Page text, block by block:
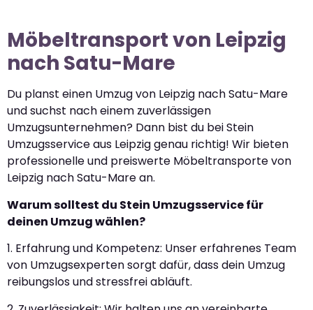
Möbeltransport von Leipzig
nach Satu-Mare
Du planst einen Umzug von Leipzig nach Satu-Mare
und suchst nach einem zuverlässigen
Umzugsunternehmen? Dann bist du bei Stein
Umzugsservice aus Leipzig genau richtig! Wir bieten
professionelle und preiswerte Möbeltransporte von
Leipzig nach Satu-Mare an.
Warum solltest du Stein Umzugsservice für
deinen Umzug wählen?
1. Erfahrung und Kompetenz: Unser erfahrenes Team
von Umzugsexperten sorgt dafür, dass dein Umzug
reibungslos und stressfrei abläuft.